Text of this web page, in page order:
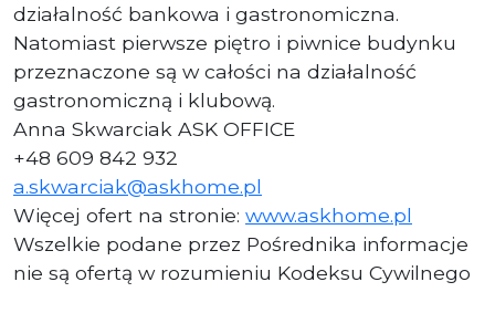
działalność bankowa i gastronomiczna.
Natomiast pierwsze piętro i piwnice budynku
przeznaczone są w całości na działalność
gastronomiczną i klubową.
Anna Skwarciak ASK OFFICE
+48 609 842 932
a.skwarciak@askhome.pl
Więcej ofert na stronie: www.askhome.pl
Wszelkie podane przez Pośrednika informacje
nie są ofertą w rozumieniu Kodeksu Cywilnego